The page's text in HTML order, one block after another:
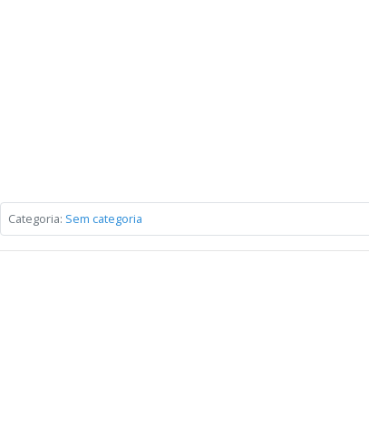
Categoria: Sem categoria